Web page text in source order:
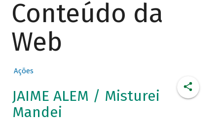
Conteúdo da
Web
Ações
JAIME ALEM / Misturei
Mandei